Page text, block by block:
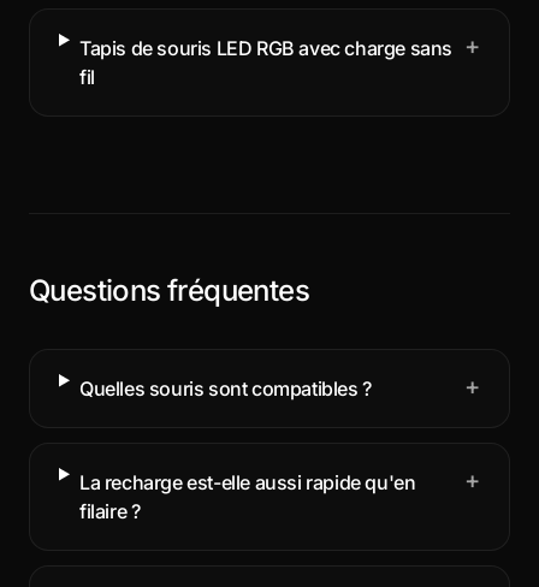
Tapis de souris LED RGB avec charge sans
fil
+
Questions fréquentes
Quelles souris sont compatibles ? +
La recharge est-elle aussi rapide qu'en
filaire ?
+